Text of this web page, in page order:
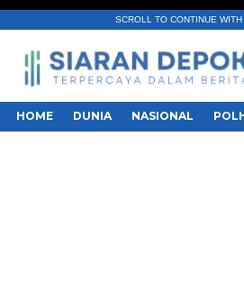
SCROLL TO CONTINUE
HOME DUNIA NASIONAL